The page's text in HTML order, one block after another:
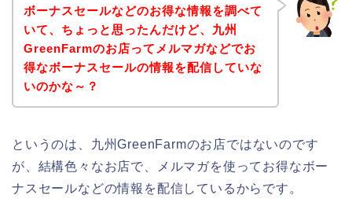
ボーナスセールなどのお得な情報を調べて
いて、ちょっと思ったんだけど、九州
GreenFarmのお店ってメルマガなどでお
得なボーナスセールの情報を配信していな
いのかな～？
というのは、九州GreenFarmのお店ではないのです
が、結構色々なお店で、メルマガを使ってお得なボー
ナスセールなどの情報を配信しているからです。